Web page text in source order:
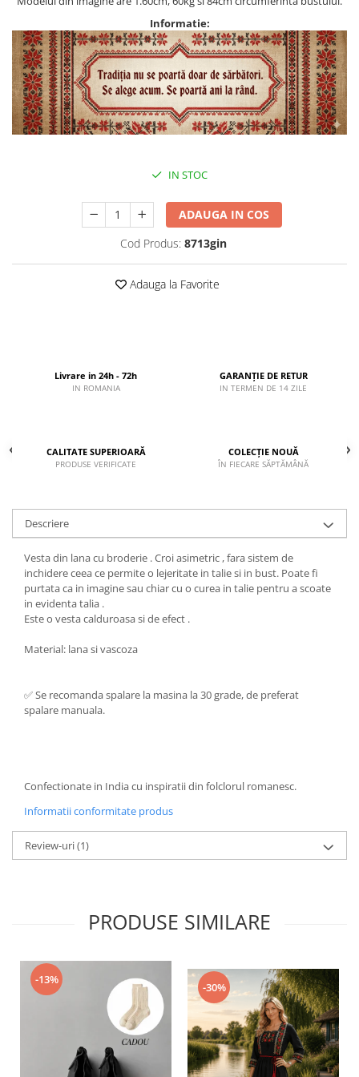
Informatie:
IN STOC
ADAUGA IN COS
Cod Produs: 8713gin
Adauga la Favorite
Livrare in 24h - 72h
IN ROMANIA
GARANȚIE DE RETUR
IN TERMEN DE 14 ZILE
CALITATE SUPERIOARĂ
PRODUSE VERIFICATE
COLECȚIE NOUĂ
ÎN FIECARE SĂPTĂMÂNĂ
Descriere
Vesta din lana cu broderie . Croi asimetric , fara sistem de
inchidere ceea ce permite o lejeritate in talie si in bust. Poate fi
purtata ca in imagine sau chiar cu o curea in talie pentru a scoate
in evidenta talia .
Este o vesta calduroasa si de efect .
Material: lana si vascoza
✅ Se recomanda spalare la masina la 30 grade, de preferat
spalare manuala.
Confectionate in India cu inspiratii din folclorul romanesc.
Informatii conformitate produs
Review-uri(1)
PRODUSE SIMILARE
-13%
-30%